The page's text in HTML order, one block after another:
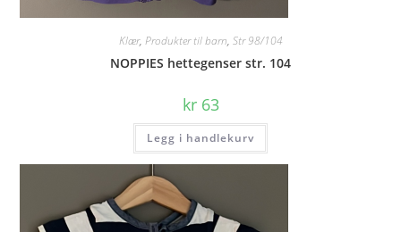
Klær, Produkter til barn, Str 98/104
NOPPIES hettegenser str. 104
kr63
Legg i handlekurv